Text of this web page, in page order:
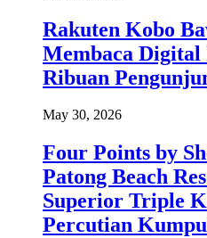
Rakuten Kobo
Membaca
Ribuan
May 30, 2026
Four Points by
Patong Beach
Superior Triple
Percutian